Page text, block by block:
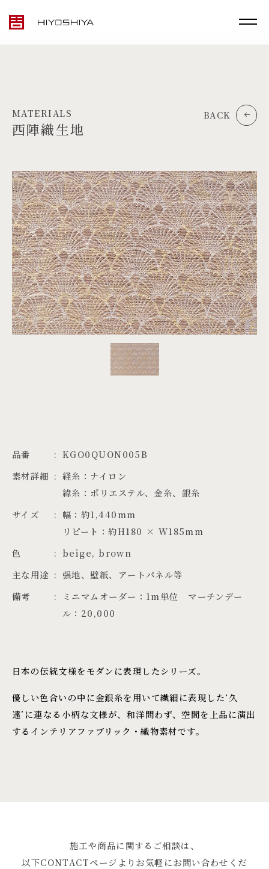
TOP
MATERIALS
PRODUCTS
ARTWORK
PROJECTS
ZH
MATERIALS
西陣織生地
BACK
品番
KGO0QUON005B
素材詳細
経糸：ナイロン
緯糸：ポリエステル、金糸、銀糸
サイズ
幅：約1,440mm
リピート：約H180 × W185mm
色
beige, brown
主な用途
張地、壁紙、アートパネル等
備考
ミニマムオーダー：1m単位 マーチンデー
ル：20,000
日本の伝統文様をモダンに表現したシリーズ。
優しい色合いの中に金銀糸を用いて繊細に表現した‘久
遠’に連なる小柄な文様が、和洋問わず、空間を上品に演出
するインテリアファブリック・織物素材です。
施工や商品に関するご相談は、
以下CONTACTページよりお気軽にお問い合わせくだ